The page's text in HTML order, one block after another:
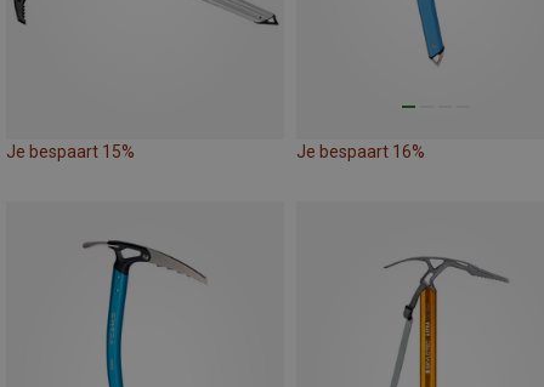
Je bespaart 15% Je bespaart 16%